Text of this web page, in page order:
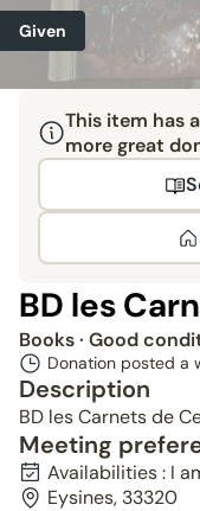
Given
This item has
more great
BD les
Books· Good
Donation posted a
Description
BD les Carnets de
Meeting
Availabilities : I
Eysines, 33320